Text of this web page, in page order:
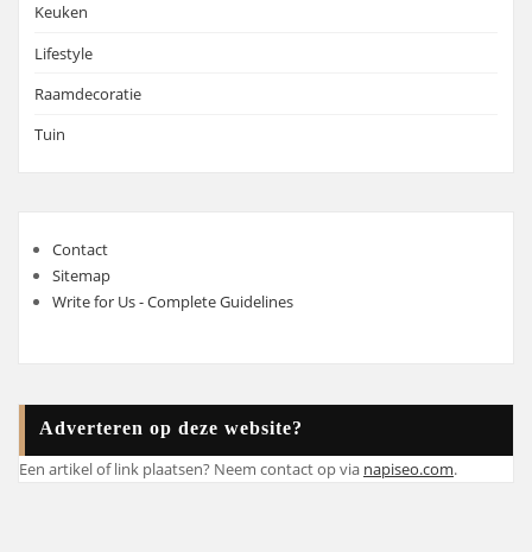
Keuken
Lifestyle
Raamdecoratie
Tuin
Contact
Sitemap
Write for Us - Complete Guidelines
Adverteren op deze website?
Een artikel of link plaatsen? Neem contact op via napiseo.com.